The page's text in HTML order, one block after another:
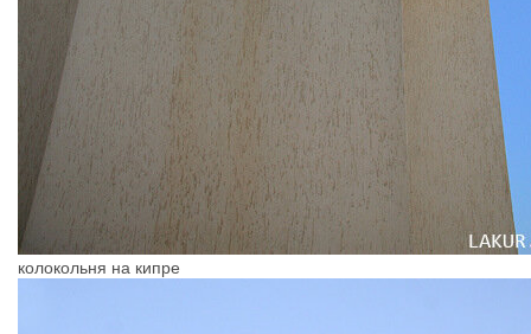
колокольня на кипре